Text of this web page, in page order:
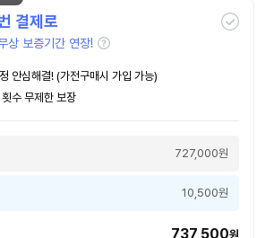
결제로
상 보증기간 연장!
안심해결! (가전구매시 가입 가능)
수 무제한 보장
727,000원
10,500원
737,500원